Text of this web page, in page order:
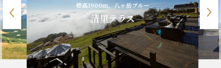
標高1900m、八ヶ岳ブルー
清里テラス